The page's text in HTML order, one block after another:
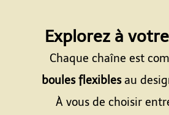
Explorez à
Chaque chaîne est
boules flexiblesau
À vous de choisir